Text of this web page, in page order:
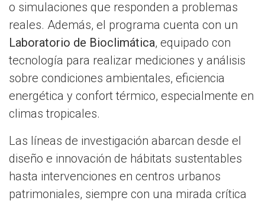
o simulaciones que responden a problemas
reales. Además, el programa cuenta con un
Laboratorio de Bioclimática, equipado con
tecnología para realizar mediciones y análisis
sobre condiciones ambientales, eficiencia
energética y confort térmico, especialmente en
climas tropicales.
Las líneas de investigación abarcan desde el
diseño e innovación de hábitats sustentables
hasta intervenciones en centros urbanos
patrimoniales, siempre con una mirada crítica